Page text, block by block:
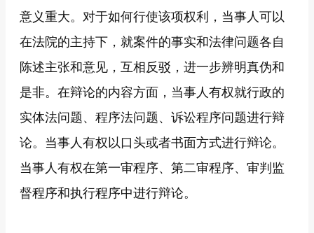
意义重大。对于如何行使该项权利，当事人可以
在法院的主持下，就案件的事实和法律问题各自
陈述主张和意见，互相反驳，进一步辨明真伪和
是非。在辩论的内容方面，当事人有权就行政的
实体法问题、程序法问题、诉讼程序问题进行辩
论。当事人有权以口头或者书面方式进行辩论。
当事人有权在第一审程序、第二审程序、审判监
督程序和执行程序中进行辩论。